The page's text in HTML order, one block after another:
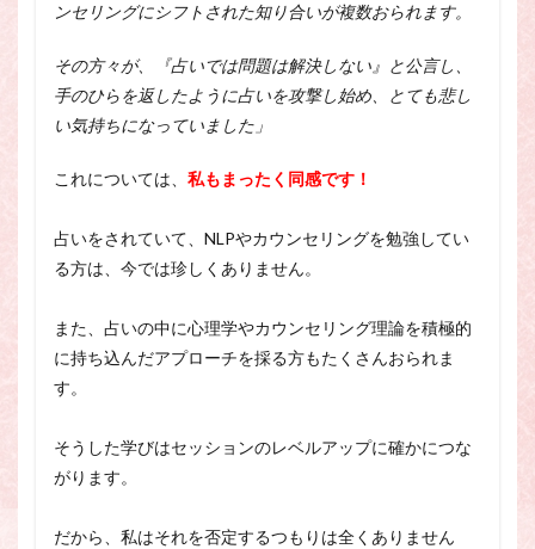
ンセリングにシフトされた知り合いが複数おられます。
その方々が、『占いでは問題は解決しない』と公言し、
手のひらを返したように占いを攻撃し始め、
とても悲し
い気持ちになっていました」
これについては、 私もまったく同感です！
占いをされていて、NLPやカウンセリングを勉強してい
る方は、今では珍しくありません。
また、占いの中に心理学やカウンセリング理論を積極的
に持ち込んだアプローチを採る方もたくさんおられま
す。
そうした学びはセッションのレベルアップに確かにつな
がります。
だから、私はそれを否定するつもりは全くありません